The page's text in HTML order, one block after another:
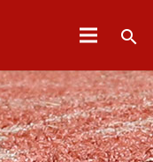
search